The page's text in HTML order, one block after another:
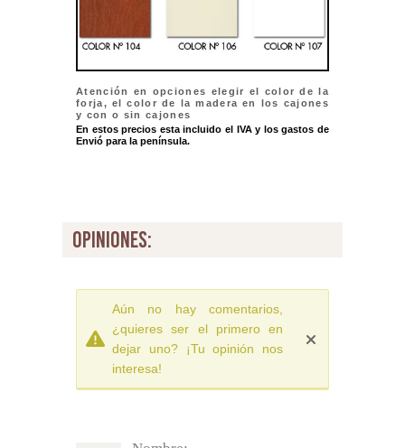
Atención en opciones elegir el color de la
forja, el color de la madera en los cajones
y con o sin cajones
En estos precios esta incluido el IVA y los gastos de
Envió para la península.
opiniones:
Aún no hay comentarios,
¿quieres ser el primero en
dejar uno? ¡Tu opinión nos
interesa!